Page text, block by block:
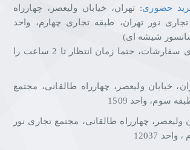
حضوری: تهران، خیابان ولیعصر، چهارراه
نور تهران، طبقه تجاری چهارم، واحد
(به علت حجم بالای سفارشات، حتما زمان انتظار تا 2 ساعت را
خیابان ولیعصر، چهارراه طالقانی، مجتمع
سوم، واحد 1509
ولیعصر، چهارراه طالقانی، مجتمع تجاری نور
12037